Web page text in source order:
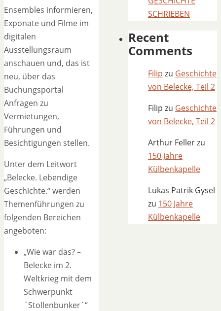
Ensembles informieren,
Exponate und Filme im
digitalen
Ausstellungsraum
anschauen und, das ist
neu, über das
Buchungsportal
Anfragen zu
Vermietungen,
Führungen und
Besichtigungen stellen.
Unter dem Leitwort
„Belecke. Lebendige
Geschichte.“ werden
Themenführungen zu
folgenden Bereichen
angeboten:
„Wie war das? –
Belecke im 2.
Weltkrieg mit dem
Schwerpunkt
`Stollenbunker´“
SCHRIEBEN
Recent
Comments
Filip zu Geschichte
von Belecke, Teil 2
Filip zu Geschichte
von Belecke, Teil 2
Arthur Fellerzu
150 Jahre
Külbenkapelle
Lukas Patrik Gysel
zu 150 Jahre
Külbenkapelle